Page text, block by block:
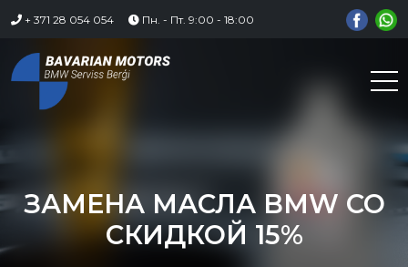
Skip
to
content
+ 371 28 054 054 Пн. - Пт. 9:00 - 18:00
ЗАМЕНА МАСЛА BMW СО
СКИДКОЙ 15%